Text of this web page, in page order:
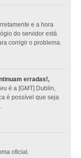
e a hora
do servidor está
corrigir o problema.
erradas!,
é a [GMT] Dublin,
é possível que seja
oficial.